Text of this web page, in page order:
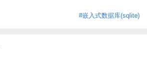
#嵌入式数据库(sqlite)